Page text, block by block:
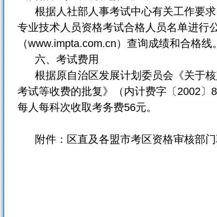
根据人社部人事考试中心有关工作要求
专业技术人员资格考试合格人员名单进行
（www.impta.com.cn）查询成绩和合格线
六、考试费用
根据原自治区发展计划委员会《关于核
考试等收费的批复》（内计费字〔2002〕
每人每科次收取考务费56元。
附件：区直及各盟市考区资格审核部门